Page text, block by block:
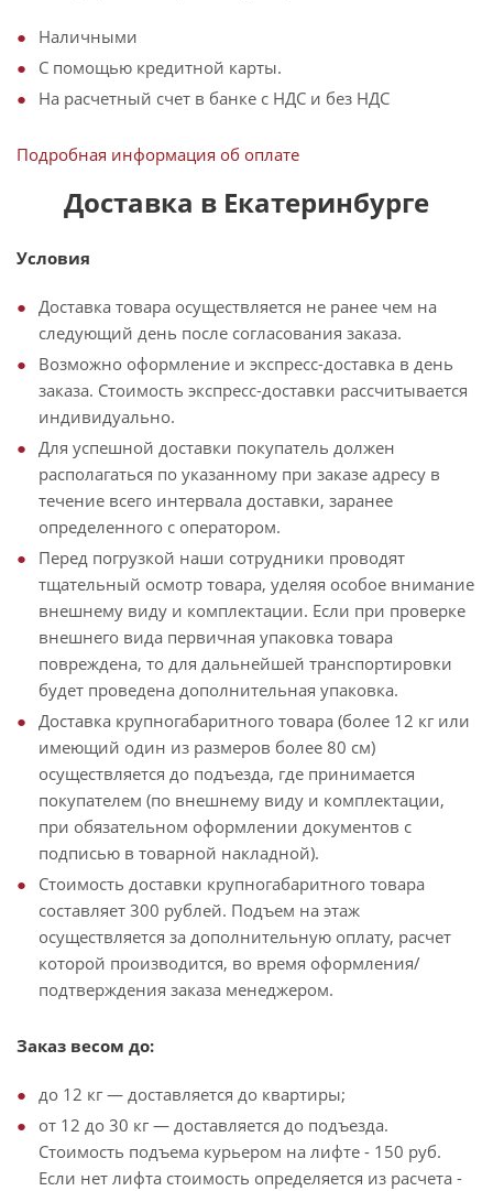
Наличными
С помощью кредитной карты.
На расчетный счет в банке с НДС и без НДС
Подробная информация об оплате
Доставка в Екатеринбурге
Условия
Доставка товара осуществляется не ранее чем на
следующий день после согласования заказа.
Возможно оформление и экспресс-доставка в день
заказа. Стоимость экспресс-доставки рассчитывается
индивидуально.
Для успешной доставки покупатель должен
располагаться по указанному при заказе адресу в
течение всего интервала доставки, заранее
определенного с оператором.
Перед погрузкой наши сотрудники проводят
тщательный осмотр товара, уделяя особое внимание
внешнему виду и комплектации. Если при проверке
внешнего вида первичная упаковка товара
повреждена, то для дальнейшей транспортировки
будет проведена дополнительная упаковка.
Доставка крупногабаритного товара (более 12 кг или
имеющий один из размеров более 80 см)
осуществляется до подъезда, где принимается
покупателем (по внешнему виду и комплектации,
при обязательном оформлении документов с
подписью в товарной накладной).
Стоимость доставки крупногабаритного товара
составляет 300 рублей. Подъем на этаж
осуществляется за дополнительную оплату, расчет
которой производится, во время оформления/
подтверждения заказа менеджером.
Заказ весом до:
до 12 кг — доставляется до квартиры;
от 12 до 30 кг — доставляется до подъезда.
Стоимость подъема курьером на лифте - 150 руб.
Если нет лифта стоимость определяется из расчета -